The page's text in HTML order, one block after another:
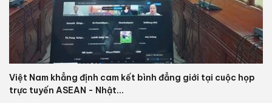
Việt Nam khẳng định cam kết bình đẳng giới tại cuộc họp
trực tuyến ASEAN - Nhật...